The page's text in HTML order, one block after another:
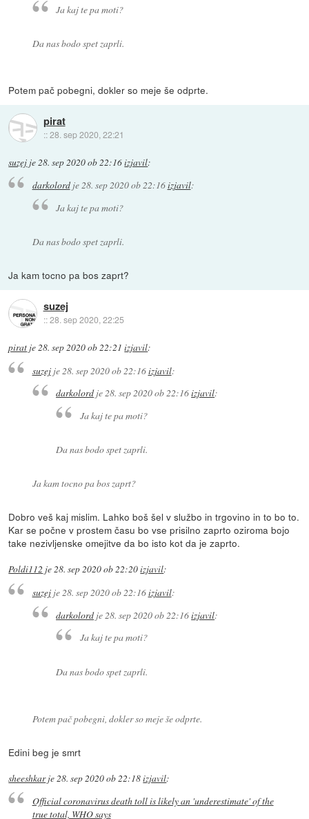
Ja kaj te pa moti?
Da nas bodo spet zaprli.
Potem pač pobegni, dokler so meje še odprte.
pirat
::28. sep 2020, 22:21
suzej je28. sep 2020 ob 22:16izjavil:
darkolordje28. sep 2020 ob 22:16izjavil:
Ja kaj te pa moti?
Da nas bodo spet zaprli.
Ja kam tocno pa bos zaprt?
suzej
::28. sep 2020, 22:25
pirat je28. sep 2020 ob 22:21 izjavil:
suzejje 28. sep 2020 ob 22:16izjavil:
darkolordje28. sep 2020 ob 22:16izjavil:
Ja kaj te pa moti?
Da nas bodo spet zaprli.
Ja kam tocno pa bos zaprt?
Dobro veš kaj mislim. Lahko boš šel v službo in trgovino in to bo to.
Kar se počne v prostem času bo vse prisilno zaprto oziroma bojo
take nezivljenske omejitve da bo isto kot da je zaprto.
Poldi112 je28. sep 2020 ob 22:20izjavil:
suzejje28. sep 2020 ob 22:16izjavil:
darkolordje 28. sep 2020 ob 22:16izjavil:
Ja kaj te pa moti?
Da nas bodo spet zaprli.
Potem pač pobegni, dokler so meje še odprte.
Edini beg je smrt
sheeshkarje 28. sep 2020 ob 22:18izjavil:
Official coronavirus death toll is likely an 'underestimate' of the
true total, WHO says